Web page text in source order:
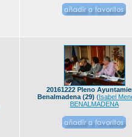
20161222 Pleno
Benalmadena (29) (Isabel
BENALMADENA